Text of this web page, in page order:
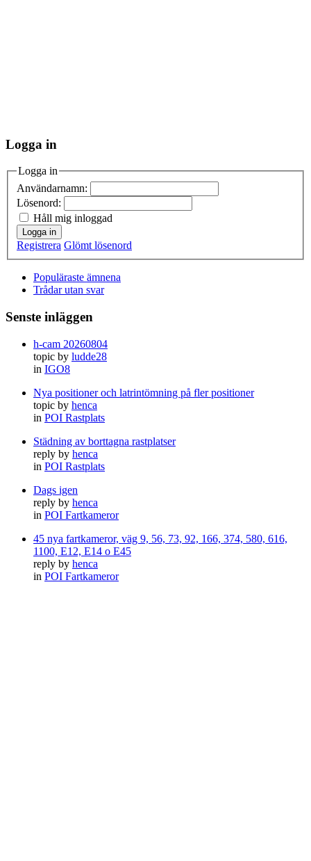
Logga in
Logga in
Användarnamn:
Lösenord:
Håll mig inloggad
Logga in
Registrera Glömt lösenord
Populäraste ämnena
Trådar utan svar
Senste inläggen
h-cam 20260804
topic by ludde28
in IGO8
Nya positioner och latrintömning på fler positioner
topic by henca
in POI Rastplats
Städning av borttagna rastplatser
reply by henca
in POI Rastplats
Dags igen
reply by henca
in POI Fartkameror
45 nya fartkameror, väg 9, 56, 73, 92, 166, 374, 580, 616,
1100, E12, E14 o E45
reply by henca
in POI Fartkameror